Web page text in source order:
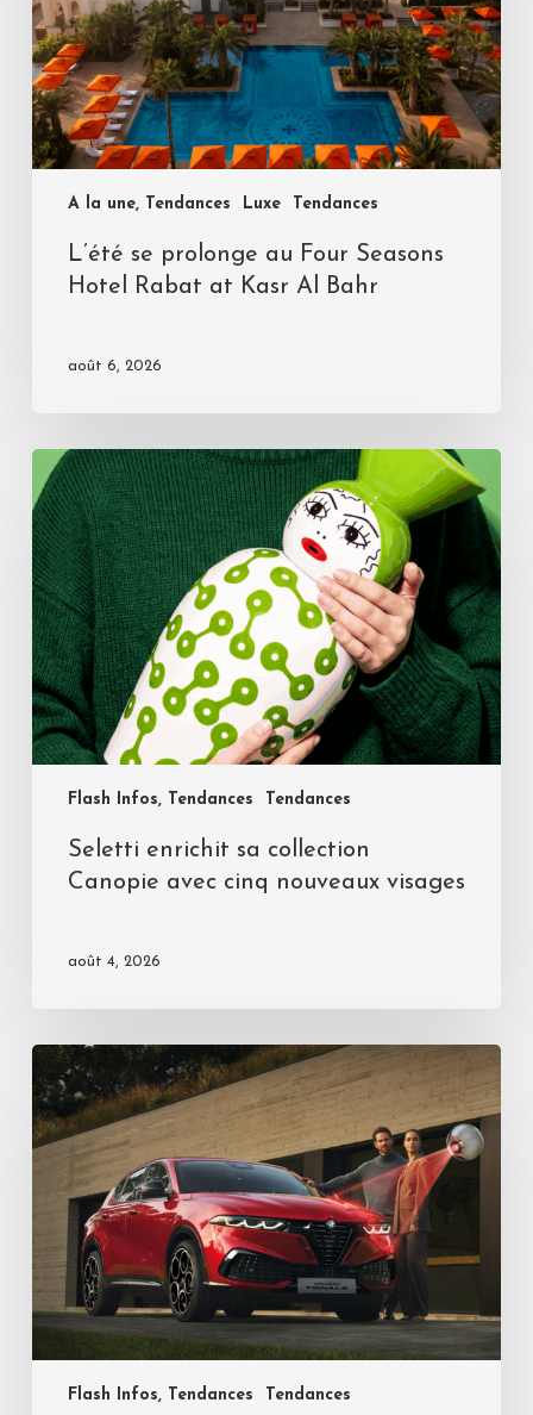
A la une, Tendances Luxe Tendances
L’été se prolonge au Four Seasons
Hotel Rabat at Kasr Al Bahr
août 6, 2026
Flash Infos, Tendances Tendances
Seletti enrichit sa collection
Canopie avec cinq nouveaux visages
août 4, 2026
Flash Infos, Tendances Tendances